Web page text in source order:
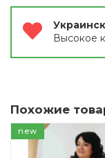
Высокое
Похожие
new